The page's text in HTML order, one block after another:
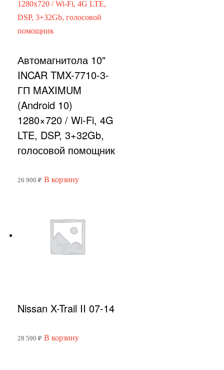
Автомагнитола 10″
INCAR TMX-7710-3-
ГП MAXIMUM
(Android 10)
1280×720 / Wi-Fi, 4G
LTE, DSP, 3+32Gb,
голосовой помощник
26 900 ₽ В корзину
Nissan X-Trail II 07-14
28 590 ₽ В корзину